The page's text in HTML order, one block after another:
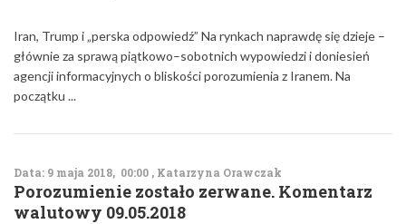
Iran, Trump i „perska odpowiedź” Na rynkach naprawdę się dzieje –
głównie za sprawą piątkowo–sobotnich wypowiedzi i doniesień
agencji informacyjnych o bliskości porozumienia z Iranem. Na
początku ...
Data: 9 maja 2018, 00:00 , Katarzyna Orawczak
Porozumienie zostało zerwane. Komentarz
walutowy 09.05.2018